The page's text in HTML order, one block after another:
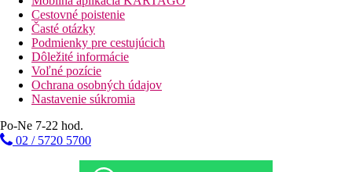
Cestovné poistenie
Časté otázky
Podmienky pre cestujúcich
Dôležité informácie
Voľné pozície
Ochrana osobných údajov
Nastavenie súkromia
Po-Ne 7-22 hod.
02 / 5720 5700